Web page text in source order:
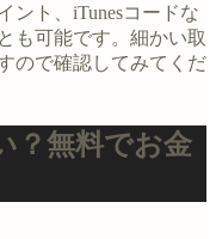
ント、iTunesコードな
も可能です。細かい取
ので確認してみてくだ
？無料でお金